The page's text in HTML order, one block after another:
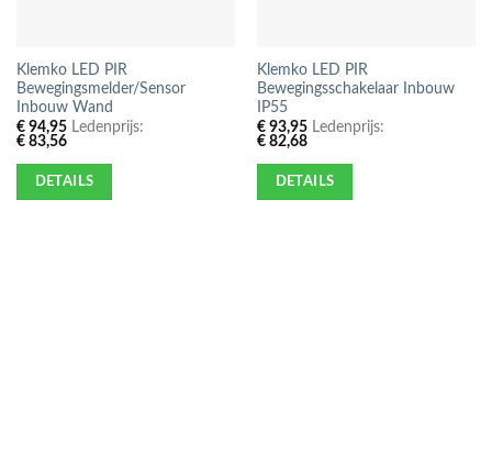
Klemko LED PIR
Bewegingsmelder/Sensor
Inbouw Wand
€94,95Ledenprijs:
€83,56
DETAILS
Klemko LED PIR
Bewegingsschakelaar Inbouw
IP55
€93,95Ledenprijs:
€82,68
DETAILS